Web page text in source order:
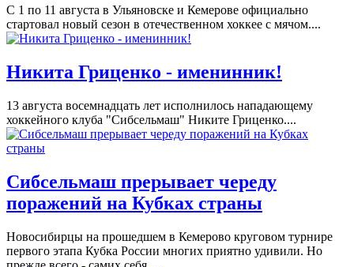
С 1 по 11 августа в Ульяновске и Кемерове официально
стартовал новый сезон в отечественном хоккее с мячом....
Никита Гриценко - именинник!
13 августа восемнадцать лет исполнилось нападающему
хоккейного клуба "Сибсельмаш" Никите Гриценко....
Сибсельмаш прерывает череду
поражений на Кубках страны
Новосибирцы на прошедшем в Кемерово круговом турнире
первого этапа Кубка России многих приятно удивили. Но